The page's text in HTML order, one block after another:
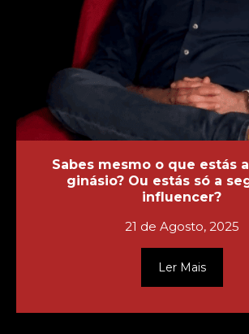
Sabes mesmo o que estás
ginásio? Ou estás só a
influencer?
21 de Agosto, 2025
Ler Mais